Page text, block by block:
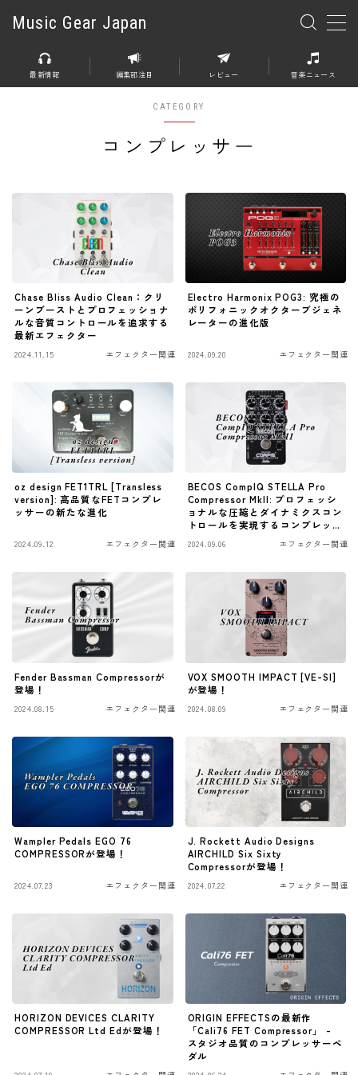
Music Gear Japan
MENU
アコースティックギター
エレアコ
エフェクター
エフェクター全般
ディストーション
オーバードライブ
ディレイ
リバーブ
ブースター
フィルター
モジュレーション
コンプレッサー
チューナー
プリアンプ
シミュレーター
マルチエフェクター
リングモジュレータ
ワウペダル
ピッチシフター
ギターアンプ
ヘッドフォン
レコーディング・DTM/DAW
アクセサリ
最新情報 編集部注目 レビュー 音楽ニュース
CATEGORY
コンプレッサー
Chase Bliss Audio Clean：クリ
ーンブーストとプロフェッショナ
ルな音質コントロールを追求する
最新エフェクター
2024.11.15 エフェクター関連
Electro Harmonix POG3: 究極の
ポリフォニックオクターブジェネ
レーターの進化版
2024.09.20 エフェクター関連
oz design FET1TRL [Transless
version]: 高品質なFETコンプレ
ッサーの新たな進化
2024.09.12 エフェクター関連
BECOS CompIQ STELLA Pro
Compressor MkII: プロフェッシ
ョナルな圧縮とダイナミクスコン
トロールを実現するコンプレッサ
2024.09.06 エフェクター関連
Fender Bassman Compressorが
登場！
2024.08.15 エフェクター関連
VOX SMOOTH IMPACT [VE-SI]
が登場！
2024.08.09 エフェクター関連
Wampler Pedals EGO 76
COMPRESSORが登場！
2024.07.23 エフェクター関連
J. Rockett Audio Designs
AIRCHILD Six Sixty
Compressorが登場！
2024.07.22 エフェクター関連
HORIZON DEVICES CLARITY
COMPRESSOR Ltd Edが登場！
ORIGIN EFFECTSの最新作
「Cali76 FET Compressor」 -
スタジオ品質のコンプレッサーペ
ダル